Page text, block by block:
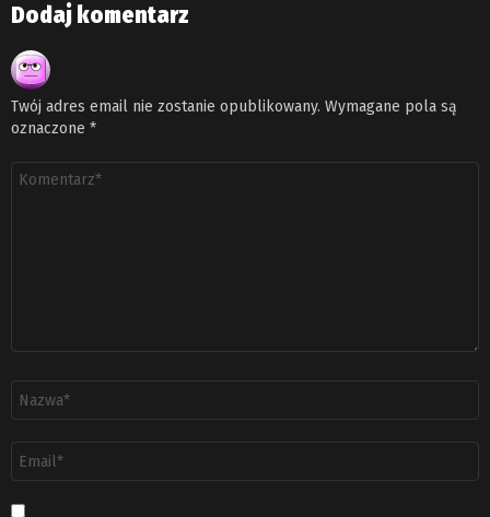
Dodaj komentarz
Twój adres email nie zostanie opublikowany. Wymagane pola są
oznaczone *
Komentarz
email
*